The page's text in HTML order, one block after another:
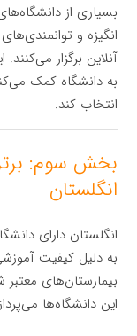
بسیاری از
انگیزه و
آنلاین برگزار
به دانشگاه کمک می‌کند
انتخاب کند.
بخش سوم:
انگلستان
انگلستان دارای
به دلیل کیفیت
بیمارستان‌های معتبر
این دانشگاه‌ها